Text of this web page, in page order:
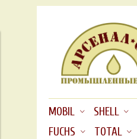
MOBIL SHELL
FUCHS
TOTAL